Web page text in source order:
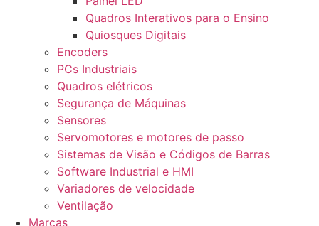
Quadros Interativos para o Ensino
Quiosques Digitais
Encoders
PCs Industriais
Quadros elétricos
Segurança de Máquinas
Sensores
Servomotores e motores de passo
Sistemas de Visão e Códigos de Barras
Software Industrial e HMI
Variadores de velocidade
Ventilação
Marcas